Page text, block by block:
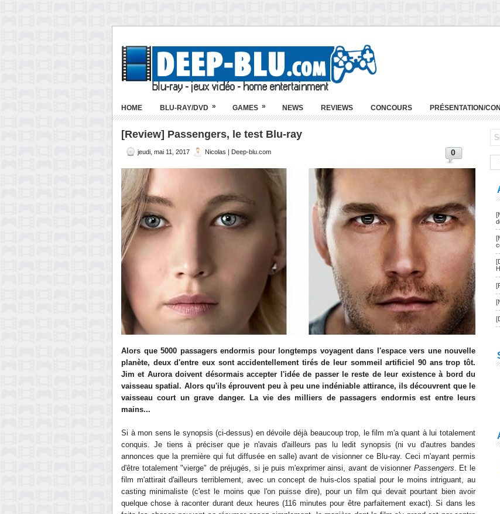
HOME BLU-RAY/DVD » GAMES » NEWS REVIEWS CONCOURS PRÉSENTATION/
[Review] Passengers, le test Blu-ray
jeudi, mai 11, 2017 Nicolas | Deep-blu.com 0
Alors que 5000 passagers endormis pour longtemps voyagent dans l'espace vers une nouvelle
planète, deux d'entre eux sont accidentellement tirés de leur sommeil artificiel 90 ans trop tôt.
Jim et Aurora doivent désormais accepter l'idée de passer le reste de leur existence à bord du
vaisseau spatial. Alors qu'ils éprouvent peu à peu une indéniable attirance, ils découvrent que le
vaisseau court un grave danger. La vie des milliers de passagers endormis est entre leurs
mains...
Si à mon sens le synopsis (ci-dessus) en dévoile déjà beaucoup trop, le film m'a quant à lui totalement
conquis. Je tiens à préciser que je n'avais d'ailleurs pas lu ledit synopsis (ni vu d'autres bandes
annonces que la première qui fut diffusée en salle) avant de visionner ce Blu-ray. Ceci m'ayant permis
d'être totalement "vierge" de préjugés, si je puis m'exprimer ainsi, avant de visionner Passengers. Et le
film m'attirait d'ailleurs terriblement, avec un concept de huis-clos spatial pour le moins intriguant, au
casting minimaliste (c'est le moins que l'on puisse dire), pour un film qui devait pourtant bien avoir
quelque chose à raconter durant deux heures (116 minutes pour être parfaitement exact). Si dans les